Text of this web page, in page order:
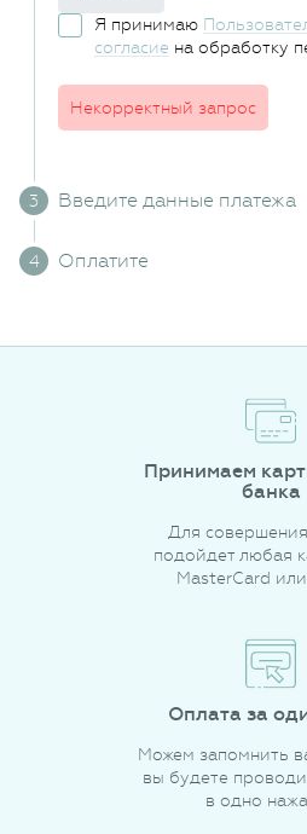
Я принимаю
согласие на обработку
Некорректный запрос
Введите данные платежа
Оплатите
Принимаем
банка
Для
подойдет любая
MasterCard
Оплата за
Можем запомнить
вы будете
в одно